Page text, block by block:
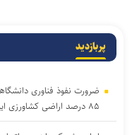
پربازدید
ضرورت نفوذ فناوری
۸۵ درصد اراضی کشاورزی ایران خُرد اداره می‌شود